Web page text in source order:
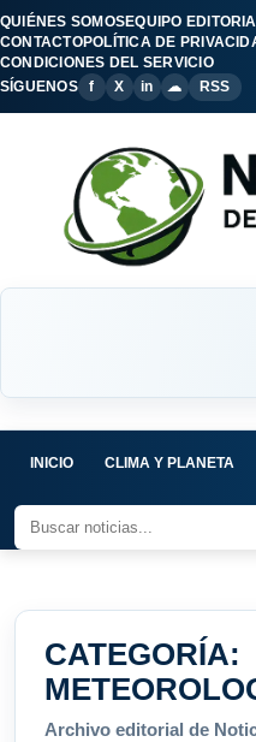
QUIÉNES SOMOSEQUIPO
CONTACTOPOLÍTICA DE
CONDICIONES DEL SERVICIO
SÍGUENOS
f X in ☁ RSS
INICIO CLIMA Y PLANETA
CATEGORÍA:
Archivo editorial de